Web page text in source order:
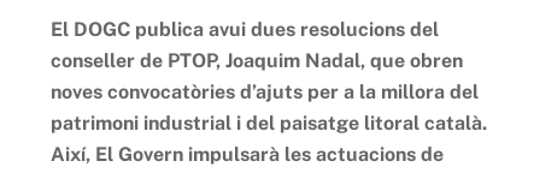
El DOGC publica avui dues resolucions del
conseller de PTOP, Joaquim Nadal, que obren
noves convocatòries d’ajuts per a la millora del
patrimoni industrial i del paisatge litoral català.
Així, El Govern impulsarà les actuacions de